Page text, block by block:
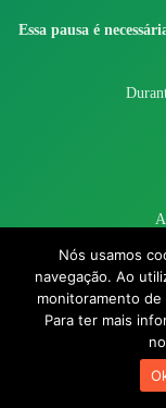
Essa pausa é
© 2017 - 2026 –
Nós usamos
navegação. Ao
monitoramento de
Para ter mais